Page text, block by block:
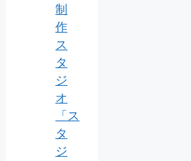
制
作
ス
タ
ジ
オ
「ス
タ
ジ